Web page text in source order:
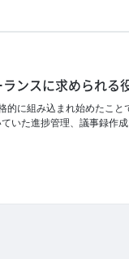
ンスに求められる
的に組み込まれ始めたこ
いた進捗管理、議事録作成